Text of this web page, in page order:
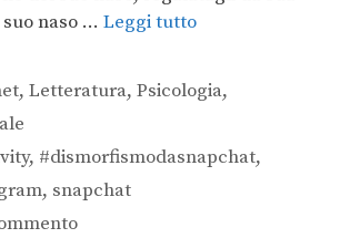
naso … Leggi tutto
,Letteratura,Psicologia,
, #dismorfismodasnapchat,
, snapchat